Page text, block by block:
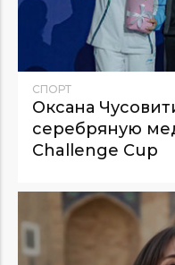
СПОРТ
Оксана
серебряную
Challenge Cup